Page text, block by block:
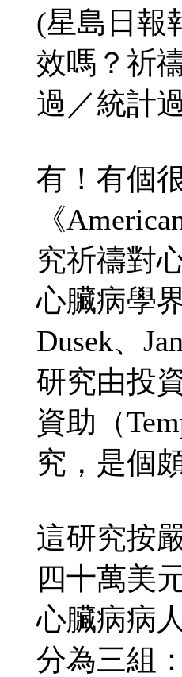
(星島日報
效嗎？祈
過／統計
有！有個
《
究祈禱對
心臟病學
Dusek、
研究由投
資助（
究，是個
這研究按
四十萬美
心臟病病
分為三組